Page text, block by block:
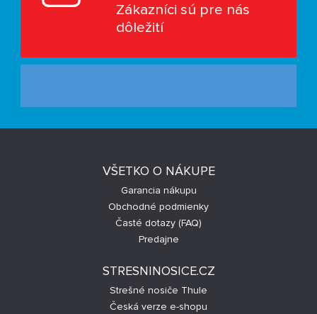
Zákazníci sú pre nás
dôležití
VŠETKO O NÁKUPE
Garancia nákupu
Obchodné podmienky
Časté dotazy (FAQ)
Predajne
STRESNINOSICE.CZ
Strešné nosiče Thule
Česká verze e-shopu